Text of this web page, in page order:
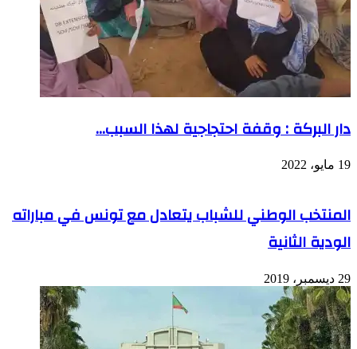
دار البركة : وقفة احتجاجية لهذا السبب…
19 مايو، 2022
المنتخب الوطني للشباب يتعادل مع تونس في مباراته
الودية الثانية
29 ديسمبر، 2019